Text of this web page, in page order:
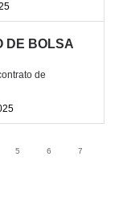
DE BOLSA
de
5 6 7